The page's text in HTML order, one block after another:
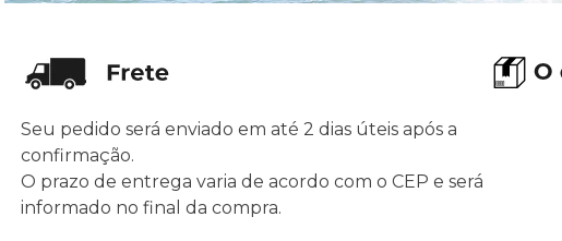
Seu pedido será enviado em até 2 dias úteis após a
confirmação.
O prazo de entrega varia de acordo com o CEP e será
informado no final da compra.